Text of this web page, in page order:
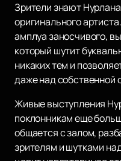
Зрители знают
оригинального
амплуа заносчивого,
который шутит
никаких тем и
даже над собственной
Живые выступления
поклонникам еще
общается с залом,
зрителям и шутками